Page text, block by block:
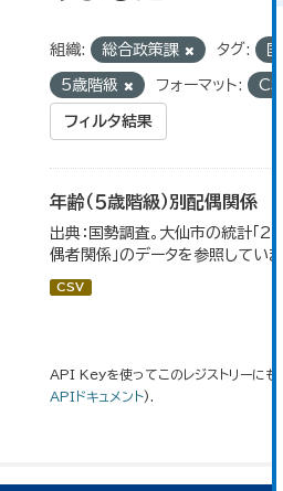
組織: 総合政策課 タグ:
5歳階級 フォーマット:
フィルタ結果
年齢（５歳階級）別配偶関係
出典：国勢調査。大仙市の統計「
偶者関係」のデータを参照していま
CSV
API Keyを使ってこのレジストリーにも
APIドキュメント).